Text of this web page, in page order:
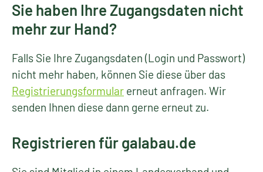
Sie haben Ihre Zugangsdaten nicht
mehr zur Hand?
Falls Sie Ihre Zugangsdaten (Login und Passwort)
nicht mehr haben, können Sie diese über das
Registrierungsformular erneut anfragen. Wir
senden Ihnen diese dann gerne erneut zu.
Registrieren für galabau.de